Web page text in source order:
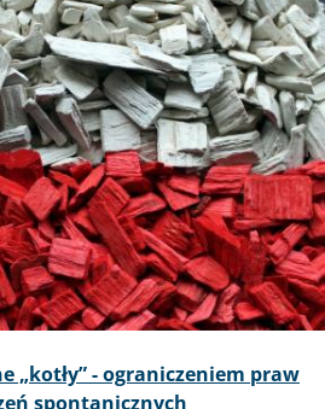
„kotły” - ograniczeniem praw
spontanicznych